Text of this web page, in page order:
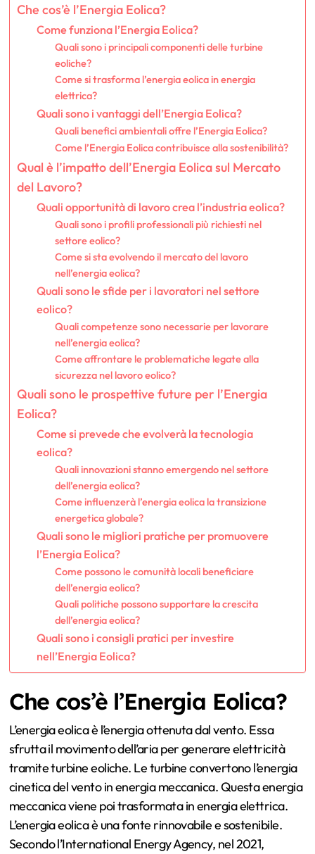
Che cos’è l’Energia Eolica?
Come funziona l’Energia Eolica?
Quali sono i principali componenti delle turbine
eoliche?
Come si trasforma l’energia eolica in energia
elettrica?
Quali sono i vantaggi dell’Energia Eolica?
Quali benefici ambientali offre l’Energia Eolica?
Come l’Energia Eolica contribuisce alla sostenibilità?
Qual è l’impatto dell’Energia Eolica sul Mercato
del Lavoro?
Quali opportunità di lavoro crea l’industria eolica?
Quali sono i profili professionali più richiesti nel
settore eolico?
Come si sta evolvendo il mercato del lavoro
nell’energia eolica?
Quali sono le sfide per i lavoratori nel settore
eolico?
Quali competenze sono necessarie per lavorare
nell’energia eolica?
Come affrontare le problematiche legate alla
sicurezza nel lavoro eolico?
Quali sono le prospettive future per l’Energia
Eolica?
Come si prevede che evolverà la tecnologia
eolica?
Quali innovazioni stanno emergendo nel settore
dell’energia eolica?
Come influenzerà l’energia eolica la transizione
energetica globale?
Quali sono le migliori pratiche per promuovere
l’Energia Eolica?
Come possono le comunità locali beneficiare
dell’energia eolica?
Quali politiche possono supportare la crescita
dell’energia eolica?
Quali sono i consigli pratici per investire
nell’Energia Eolica?
Che cos’è l’Energia Eolica?
L’energia eolica è l’energia ottenuta dal vento. Essa
sfrutta il movimento dell’aria per generare elettricità
tramite turbine eoliche. Le turbine convertono l’energia
cinetica del vento in energia meccanica. Questa energia
meccanica viene poi trasformata in energia elettrica.
L’energia eolica è una fonte rinnovabile e sostenibile.
Secondo l’International Energy Agency, nel 2021,